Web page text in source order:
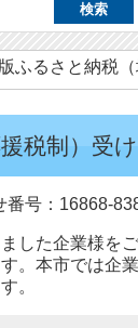
ふるさと納税
税制）受
番号：16868-
した企業様を
。本市では企
。